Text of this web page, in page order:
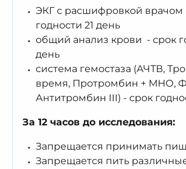
ЭКГ с расшифровкой врачом
годности 21 день
общий анализ крови - срок
день
система гемостаза (АЧТВ,
время, Протромбин + МНО,
Антитромбин III) - срок
За 12 часов до исследования:
Запрещается принимать
Запрещается пить